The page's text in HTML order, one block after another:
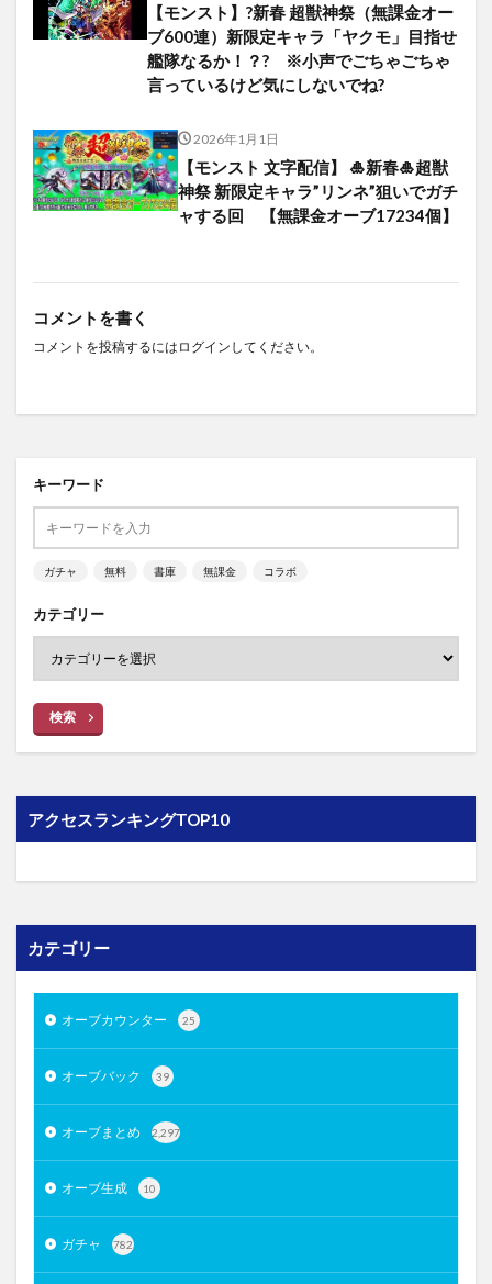
【モンスト】?新春 超獣神祭（無課金オー
ブ600連）新限定キャラ「ヤクモ」目指せ
艦隊なるか！？? ※小声でごちゃごちゃ
言っているけど気にしないでね?
2026年1月1日
【モンスト 文字配信】 🎍新春🎍超獣
神祭 新限定キャラ”リンネ”狙いでガチ
ャする回 【無課金オーブ17234個】
コメントを書く
コメントを投稿するには ログイン してください。
キーワード
ガチャ 無料 書庫 無課金 コラボ
カテゴリー
検索
アクセスランキングTOP10
カテゴリー
オーブカウンター 25
オーブバック 39
オーブまとめ 2,297
オーブ生成 10
ガチャ 782